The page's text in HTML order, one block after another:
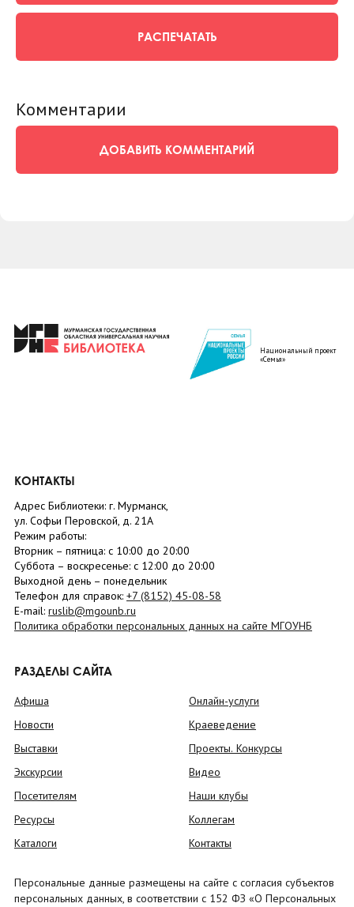
РАСПЕЧАТАТЬ
Комментарии
ДОБАВИТЬ КОММЕНТАРИЙ
Национальный проект
«Семья»
КОНТАКТЫ
Адрес Библиотеки: г. Мурманск,
ул. Софьи Перовской, д. 21А
Режим работы:
Вторник – пятница: с 10:00 до 20:00
Суббота – воскресенье: c 12:00 до 20:00
Выходной день – понедельник
Телефон для справок: +7 (8152) 45-08-58
E-mail: ruslib@mgounb.ru
Политика обработки персональных данных на сайте МГОУНБ
РАЗДЕЛЫ САЙТА
Афиша
Новости
Выставки
Экскурсии
Посетителям
Ресурсы
Каталоги
Онлайн-услуги
Краеведение
Проекты. Конкурсы
Видео
Наши клубы
Коллегам
Контакты
Персональные данные размещены на сайте с согласия субъектов
персональных данных, в соответствии с 152 ФЗ «О Персональных